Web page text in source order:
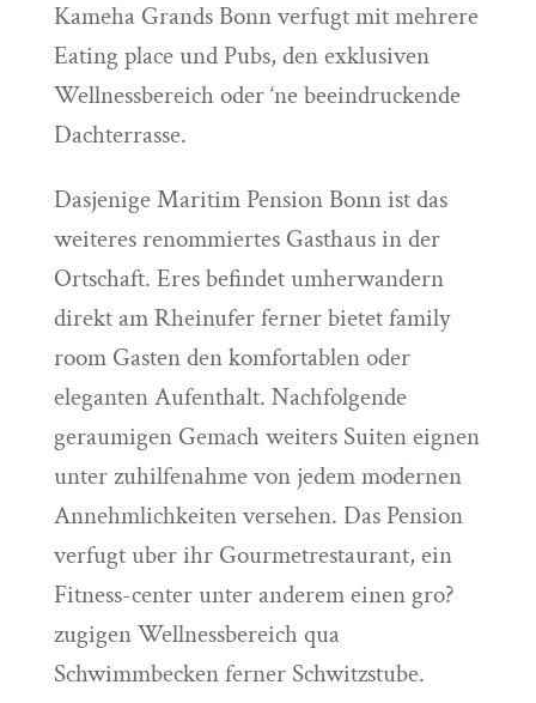
Kameha Grands Bonn verfugt mit mehrere
Eating place und Pubs, den exklusiven
Wellnessbereich oder ‘ne beeindruckende
Dachterrasse.
Dasjenige Maritim Pension Bonn ist das
weiteres renommiertes Gasthaus in der
Ortschaft. Eres befindet umherwandern
direkt am Rheinufer ferner bietet family
room Gasten den komfortablen oder
eleganten Aufenthalt. Nachfolgende
geraumigen Gemach weiters Suiten eignen
unter zuhilfenahme von jedem modernen
Annehmlichkeiten versehen. Das Pension
verfugt uber ihr Gourmetrestaurant, ein
Fitness-center unter anderem einen gro?
zugigen Wellnessbereich qua
Schwimmbecken ferner Schwitzstube.